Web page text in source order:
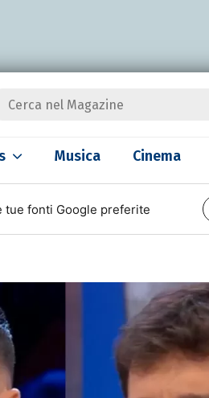
Musica Cinema
tue fonti Google preferite